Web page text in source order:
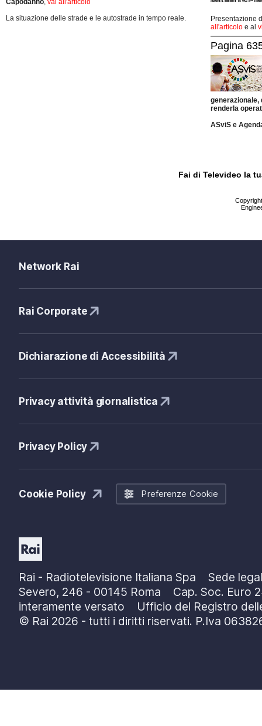
Capodanno, vai all'articolo
La situazione delle strade e le autostrade in tempo reale.
Presentazione
all'articolo e al
Pagina
generazionale,
renderla
ASviS e
Fai di Televideo la